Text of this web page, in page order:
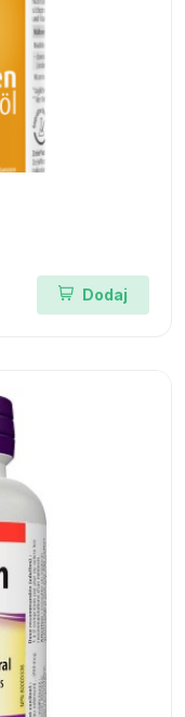
Dodaj